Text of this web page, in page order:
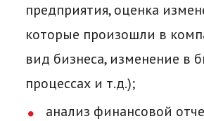
предприятия, оценка
которые произошли в
вид бизнеса, изменение в
процессах и т.д.);
анализ финансовой